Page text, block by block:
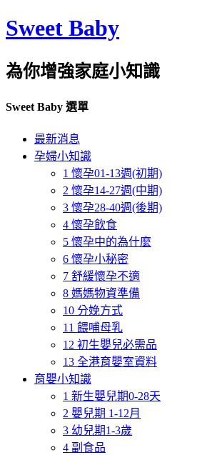
Sweet Baby
為你增強家庭小知識
Sweet Baby 選單
最新消息
孕婦小知識
1 懷孕01-13週(初期)
2 懷孕14-27週(中期)
3 懷孕28-40週(後期)
4 懷孕飲食
5 懷孕中的為什麼
6 懷孕小秘密
7 舒緩懷孕不適
8 媽媽物資準備
10 分娩方式
11 餵哺母乳
12 初生嬰兒必需品
13 全港育嬰室資料
育嬰小知識
1 新生嬰兒期0-28天
2 嬰兒期 1-12月
3 幼兒期1-3歲
4 副食品